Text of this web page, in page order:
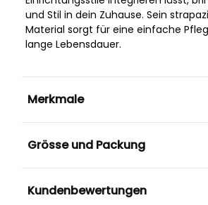
und Stil in dein Zuhause. Sein
Material sorgt für eine einfache
lange Lebensdauer.
Merkmale
Grösse und Packung
Kundenbewertungen